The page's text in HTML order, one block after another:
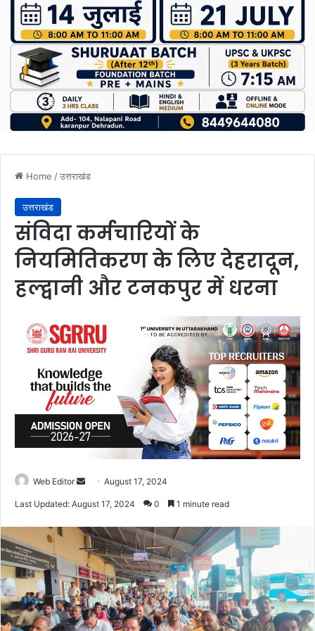
Home /उत्तराखंड
उत्तराखंड
संविदा कर्मचारियों के
नियमितिकरण के लिए देहरादून,
हल्द्वानी और टनकपुर में धरना
Web Editor
d
a
n
e
m
a
August 17, 2024
Last Updated: August 17, 2024 0 1 minute read